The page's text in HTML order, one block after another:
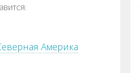
Америка